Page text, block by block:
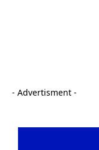
- Advertisment -